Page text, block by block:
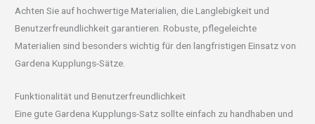
Achten Sie auf hochwertige Materialien, die Langlebigkeit und
Benutzerfreundlichkeit garantieren. Robuste, pflegeleichte
Materialien sind besonders wichtig für den langfristigen Einsatz von
Gardena Kupplungs-Sätze.
Funktionalität und Benutzerfreundlichkeit
Eine gute Gardena Kupplungs-Satz sollte einfach zu handhaben und